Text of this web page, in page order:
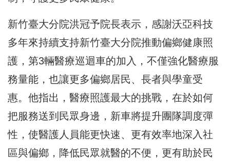
新竹臺大分院洪冠予院長表示，感謝沃亞科技
多年來持續支持新竹臺大分院推動偏鄉健康照
護，第3輛醫療巡迴車的加入，不僅強化醫療服
務量能，也讓更多偏鄉居民、長者與學童受
惠。他指出，醫療照護最大的挑戰，在於如何
把服務送到民眾身邊，新車將提升團隊調度彈
性，使醫護人員能更快速、更有效率地深入社
區與偏鄉，降低民眾就醫的不便，更有助於民